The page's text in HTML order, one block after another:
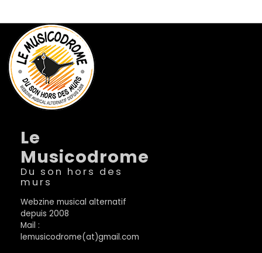
Le
Musicodrome
Du son hors des
murs
Webzine musical alternatif
depuis 2008
Mail :
lemusicodrome(at)gmail.com